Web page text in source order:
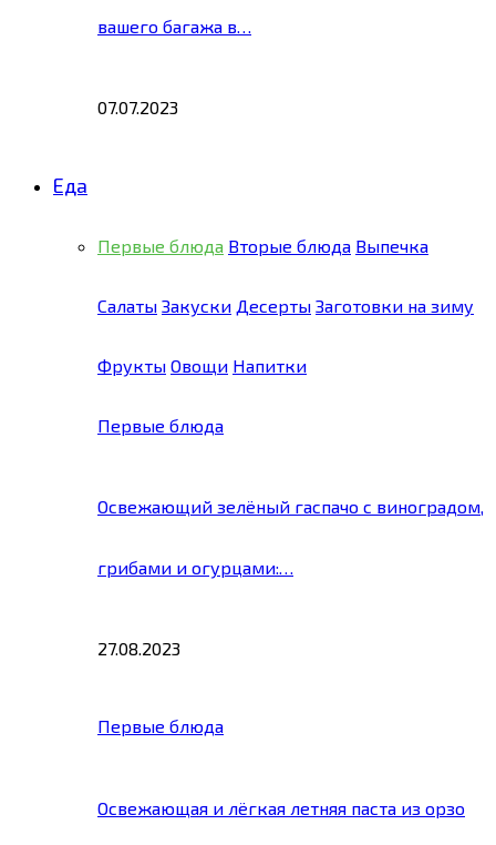
вашего багажа в…
07.07.2023
Еда
Первые блюда Вторые блюда Выпечка
Салаты Закуски Десерты Заготовки на зиму
Фрукты Овощи Напитки
Первые блюда
Освежающий зелёный гаспачо с виноградом,
грибами и огурцами:…
27.08.2023
Первые блюда
Освежающая и лёгкая летняя паста из орзо